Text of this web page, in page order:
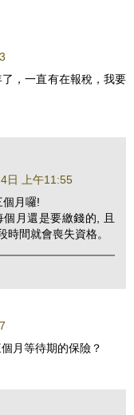
，一直有在報稅，我要
日 上午11:55
月囉!
月還是要繳錢的, 且
間就會喪失資格。
月等待期的保險？